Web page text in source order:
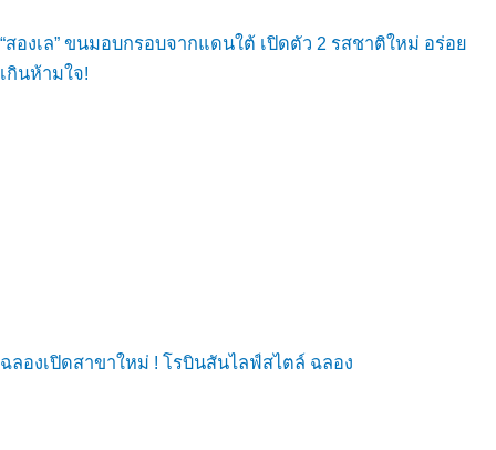
“สองเล” ขนมอบกรอบจากแดนใต้ เปิดตัว 2 รสชาติใหม่ อร่อย
เกินห้ามใจ!
ฉลองเปิดสาขาใหม่ ! โรบินสันไลฟ์สไตล์ ฉลอง